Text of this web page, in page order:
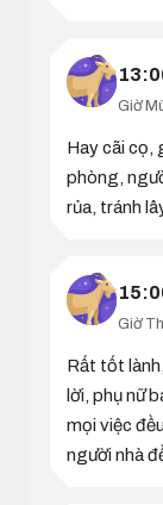
Giờ
Hay cãi cọ,
phòng,
rủa, tránh
Giờ
Rất tốt
lời, phụ nữ
mọi việc
người nhà